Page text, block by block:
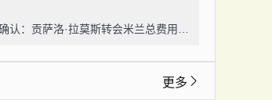
更多